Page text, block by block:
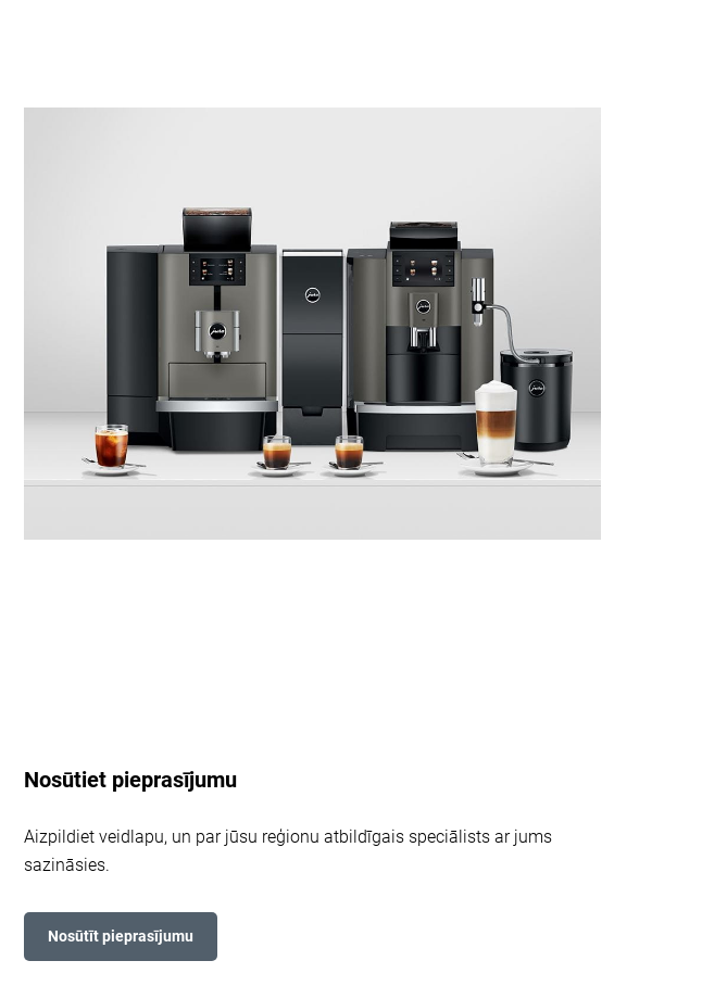
Nosūtiet pieprasījumu
Aizpildiet veidlapu, un par jūsu reģionu atbildīgais speciālists ar jums
sazināsies.
Nosūtīt pieprasījumu